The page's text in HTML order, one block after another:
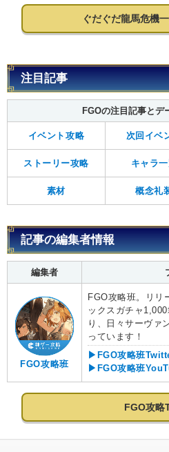
ぐだぐだ龍馬危機
注目記事
FGOの注目記事とデ
イベント攻略 次回イベ
ストーリー攻略 キャラ
素材 概念礼
記事の編集者情報
編集者
FGO攻略班
FGO攻略班。リリ
ックスガチャ
り、日々サーヴァ
っています！
▶FGO攻略班
▶FGO攻略班
FGO攻略